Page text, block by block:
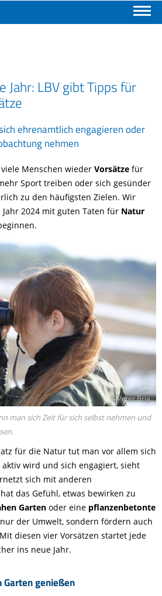
Jahr: LBV gibt Tipps für
ehrenamtlich engagieren oder
nehmen
Menschen wieder Vorsätze für
Sport treiben oder sich gesünder
zu den häufigsten Zielen. Wir
Jahr 2024 mit guten Taten für Natur
© Peter Bria
man sich Zeit für sich selbst nehmen und
für die Natur tut man vor allem sich
aktiv wird und sich engagiert, sieht
sich mit anderen
das Gefühl, etwas bewirken zu
Garten oder eine pflanzenbetonte
der Umwelt, sondern fördern auch
diesen vier Vorsätzen startet jede
ins neue Jahr.
genießen